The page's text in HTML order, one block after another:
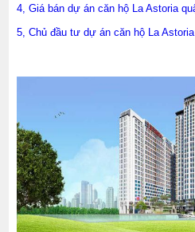
4, Giá bán dự án căn hộ La Astoria
5, Chủ đầu tư dự án căn hộ La